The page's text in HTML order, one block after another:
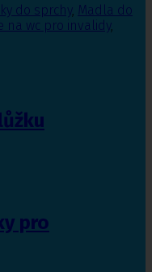
do sprchy, Madla do
na wc pro invalidy,
pro